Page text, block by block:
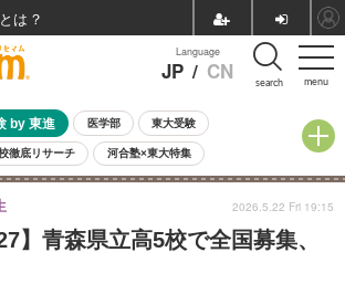
menu
Language
JP / CN search
by 東進 医学部 東大受験
徹底リサーチ 河合塾×東大特集
高校受験 中学受験 小学校受験
全国公立高校 過去問 人気記事
】青森県立高5校で全国募集、
2026.5.22 Fri 19:15